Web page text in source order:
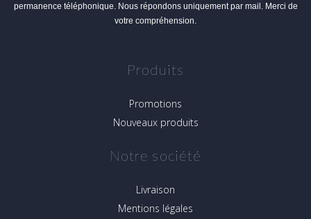
permanence téléphonique. Nous répondons uniquement par mail. Merci de
votre compréhension.
Produits
Promotions
Nouveaux produits
Notre société
Livraison
Mentions légales